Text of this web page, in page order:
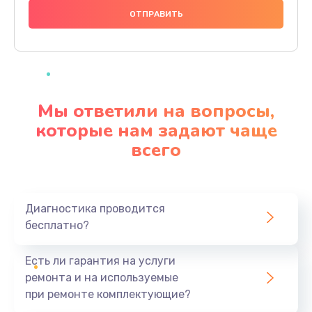
600 руб.
Заказать
Ремонт мультиконтроллера
Замена кнопки включения
Заказать
Мы ответили на вопросы,
которые нам задают чаще
всего
Диагностика проводится
бесплатно?
Есть ли гарантия на услуги
ремонта и на используемые
при ремонте комплектующие?